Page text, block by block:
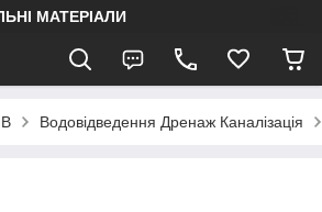
МАТЕРІАЛИ
Водовідведення Дренаж Каналізація